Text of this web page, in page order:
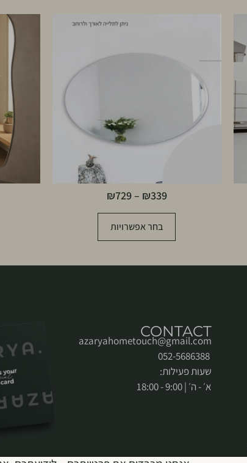
₪339
–
₪729
בחר אפשרויות
CONTACT
azaryahometouch@gmail.com
שעות פעילות:
א׳ - ה׳ | 9:00 - 18:00